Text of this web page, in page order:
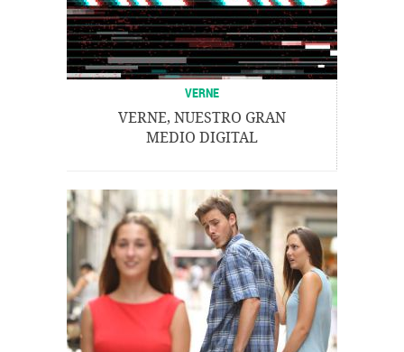
VERNE
VERNE, NUESTRO GRAN
MEDIO DIGITAL